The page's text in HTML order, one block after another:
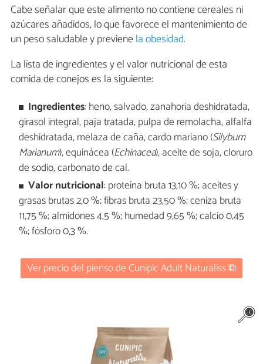
Cabe señalar que este alimento no contiene cereales ni
azúcares añadidos, lo que favorece el mantenimiento de
un peso saludable y previenela obesidad.
La lista de ingredientes y el valor nutricional de esta
comida de conejos es la siguiente:
Ingredientes: heno, salvado, zanahoria deshidratada,
girasol integral, paja tratada, pulpa de remolacha, alfalfa
deshidratada, melaza de caña, cardo mariano (Silybum
Marianum), equinácea (Echinacea), aceite de soja, cloruro
de sodio, carbonato de cal.
Valor nutricional: proteína bruta 13,10 %; aceites y
grasas brutas 2,0 %; fibras bruta 23,50 %; ceniza bruta
11,75 %; almidones 4,5 %; humedad 9,65 %; calcio 0,45
%; fósforo 0,3 %.
Ver precio del pienso de Cunipic Adult Naturaliss ⧉